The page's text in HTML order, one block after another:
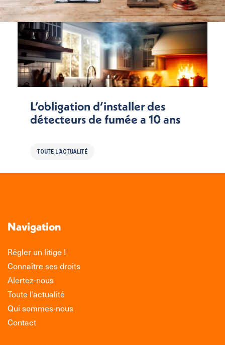
L’obligation d’installer des
détecteurs de fumée a 10 ans
TOUTE L'ACTUALITÉ
Navigation
Régler un litige !
Connaître ses droits
Alertez-nous
Toute l’actualité
Qui sommes-nous
Contact